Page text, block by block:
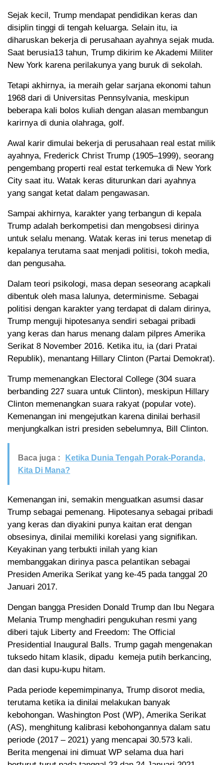
Sejak kecil, Trump mendapat pendidikan keras dan
disiplin tinggi di tengah keluarga. Selain itu, ia
diharuskan bekerja di perusahaan ayahnya sejak muda.
Saat berusia13 tahun, Trump dikirim ke Akademi Militer
New York karena perilakunya yang buruk di sekolah.
Tetapi akhirnya, ia meraih gelar sarjana ekonomi tahun
1968 dari di Universitas Pennsylvania, meskipun
beberapa kali bolos kuliah dengan alasan membangun
karirnya di dunia olahraga, golf.
Awal karir dimulai bekerja di perusahaan real estat milik
ayahnya, Frederick Christ Trump (1905–1999), seorang
pengembang properti real estat terkemuka di New York
City saat itu. Watak keras diturunkan dari ayahnya
yang sangat ketat dalam pengawasan.
Sampai akhirnya, karakter yang terbangun di kepala
Trump adalah berkompetisi dan mengobsesi dirinya
untuk selalu menang. Watak keras ini terus menetap di
kepalanya terutama saat menjadi politisi, tokoh media,
dan pengusaha.
Dalam teori psikologi, masa depan seseorang acapkali
dibentuk oleh masa lalunya, determinisme. Sebagai
politisi dengan karakter yang terdapat di dalam dirinya,
Trump menguji hipotesanya sendiri sebagai pribadi
yang keras dan harus menang dalam pilpres Amerika
Serikat 8 November 2016. Ketika itu, ia (dari Pratai
Republik), menantang Hillary Clinton (Partai Demokrat).
Trump memenangkan Electoral College (304 suara
berbanding 227 suara untuk Clinton), meskipun Hillary
Clinton memenangkan suara rakyat (popular vote).
Kemenangan ini mengejutkan karena dinilai berhasil
menjungkalkan istri presiden sebelumnya, Bill Clinton.
Baca juga :
Ketika Dunia Tengah Porak-Poranda,
Kita Di Mana?
Kemenangan ini, semakin menguatkan asumsi dasar
Trump sebagai pemenang. Hipotesanya sebagai pribadi
yang keras dan diyakini punya kaitan erat dengan
obsesinya, dinilai memiliki korelasi yang signifikan.
Keyakinan yang terbukti inilah yang kian
membanggakan dirinya pasca pelantikan sebagai
Presiden Amerika Serikat yang ke-45 pada tanggal 20
Januari 2017.
Dengan bangga Presiden Donald Trump dan Ibu Negara
Melania Trump menghadiri pengukuhan resmi yang
diberi tajuk Liberty and Freedom: The Official
Presidential Inaugural Balls. Trump gagah mengenakan
tuksedo hitam klasik, dipadu kemeja putih berkancing,
dan dasi kupu-kupu hitam.
Pada periode kepemimpinanya, Trump disorot media,
terutama ketika ia dinilai melakukan banyak
kebohongan. Washington Post (WP), Amerika Serikat
(AS), menghitung kalibrasi kebohongannya dalam satu
periode (2017 – 2021) yang mencapai 30.573 kali.
Berita mengenai ini dimuat WP selama dua hari